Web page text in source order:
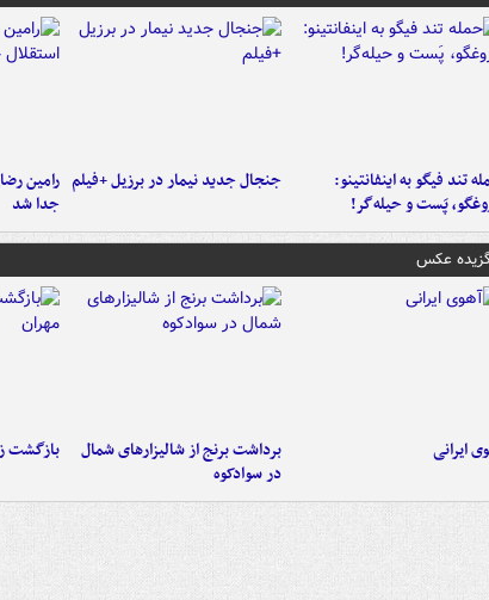
تند فیگو به اینفانتینو:
پَست‌ و حیله‌گر!
جنجال جدید نیمار در برزیل +فیلم رامین
جدا شد
عکس
ایرانی
برداشت برنج از شالیزارهای شمال
در سوادکوه
بازگشت